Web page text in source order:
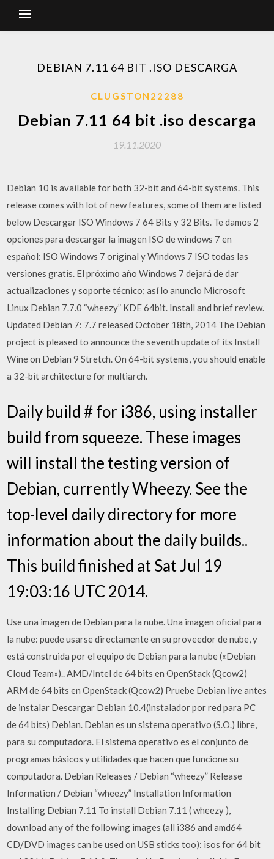
DEBIAN 7.11 64 BIT .ISO DESCARGA
CLUGSTON22288
Debian 7.11 64 bit .iso descarga
19.11.2020
Debian 10 is available for both 32-bit and 64-bit systems. This
release comes with lot of new features, some of them are listed
below Descargar ISO Windows 7 64 Bits y 32 Bits. Te damos 2
opciones para descargar la imagen ISO de windows 7 en
español: ISO Windows 7 original y Windows 7 ISO todas las
versiones gratis. El próximo año Windows 7 dejará de dar
actualizaciones y soporte técnico; así lo anuncio Microsoft
Linux Debian 7.7.0 “wheezy” KDE 64bit. Install and brief review.
Updated Debian 7: 7.7 released October 18th, 2014 The Debian
project is pleased to announce the seventh update of its Install
Wine on Debian 9 Stretch. On 64-bit systems, you should enable
a 32-bit architecture for multiarch.
Daily build # for i386, using installer
build from squeeze. These images
will install the testing version of
Debian, currently Wheezy. See the
top-level daily directory for more
information about the daily builds..
This build finished at Sat Jul 19
19:03:16 UTC 2014.
Use una imagen de Debian para la nube. Una imagen oficial para
la nube: puede usarse directamente en su proveedor de nube, y
está construida por el equipo de Debian para la nube («Debian
Cloud Team»).. AMD/Intel de 64 bits en OpenStack (Qcow2)
ARM de 64 bits en OpenStack (Qcow2) Pruebe Debian live antes
de instalar Descargar Debian 10.4(instalador por red para PC
de 64 bits) Debian. Debian es un sistema operativo (S.O.) libre,
para su computadora. El sistema operativo es el conjunto de
programas básicos y utilidades que hacen que funcione su
computadora. Debian Releases / Debian “wheezy” Release
Information / Debian “wheezy” Installation Information
Installing Debian 7.11 To install Debian 7.11 ( wheezy ),
download any of the following images (all i386 and amd64
CD/DVD images can be used on USB sticks too): isos for 64 bit